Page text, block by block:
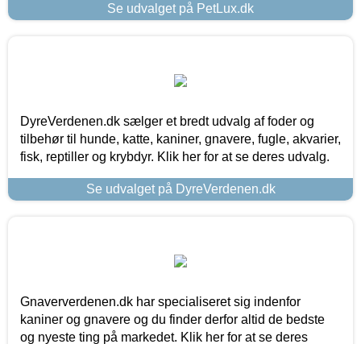
Se udvalget på PetLux.dk
DyreVerdenen.dk sælger et bredt udvalg af foder og
tilbehør til hunde, katte, kaniner, gnavere, fugle, akvarier,
fisk, reptiller og krybdyr. Klik her for at se deres udvalg.
Se udvalget på DyreVerdenen.dk
Gnaververdenen.dk har specialiseret sig indenfor
kaniner og gnavere og du finder derfor altid de bedste
og nyeste ting på markedet. Klik her for at se deres